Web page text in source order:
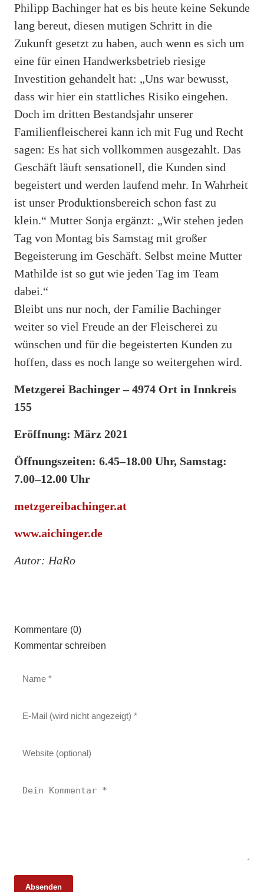
Philipp Bachinger hat es bis heute keine Sekunde
lang bereut, diesen mutigen Schritt in die
Zukunft gesetzt zu haben, auch wenn es sich um
eine für einen Handwerksbetrieb riesige
Investition gehandelt hat: „Uns war bewusst,
dass wir hier ein stattliches Risiko eingehen.
Doch im dritten Bestandsjahr unserer
Familienfleischerei kann ich mit Fug und Recht
sagen: Es hat sich vollkommen ausgezahlt. Das
Geschäft läuft sensationell, die Kunden sind
begeistert und werden laufend mehr. In Wahrheit
ist unser Produktionsbereich schon fast zu
klein.“ Mutter Sonja ergänzt: „Wir stehen jeden
Tag von Montag bis Samstag mit großer
Begeisterung im Geschäft. Selbst meine Mutter
Mathilde ist so gut wie jeden Tag im Team
dabei.“
Bleibt uns nur noch, der Familie Bachinger
weiter so viel Freude an der Fleischerei zu
wünschen und für die begeisterten Kunden zu
hoffen, dass es noch lange so weitergehen wird.
Metzgerei Bachinger – 4974 Ort in Innkreis
155
Eröffnung: März 2021
Öffnungszeiten: 6.45–18.00 Uhr, Samstag:
7.00–12.00 Uhr
metzgereibachinger.at
www.aichinger.de
Autor: HaRo
Kommentare (0)
Kommentar schreiben
Absenden